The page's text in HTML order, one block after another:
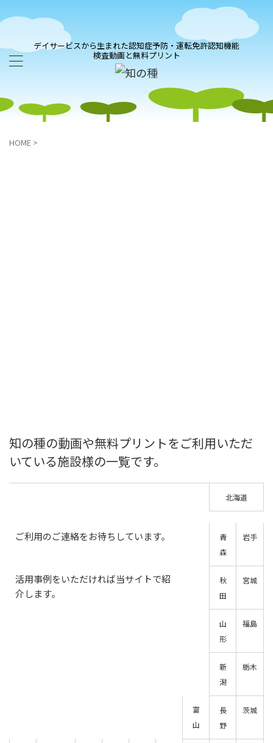
デイサービスから生まれた認知症予防・運転免許認知機能
検査動画と無料プリント
HOME >
知の種の動画や無料プリントをご利用いただ
いている施設様の一覧です。
北海道
ご利用のご連絡をお待ちしています。
青
森
岩手
活用事例をいただければ当サイトで紹
介します。
秋
田
宮城
山
形
福島
新
潟
栃木
富
山
長
野
茨城